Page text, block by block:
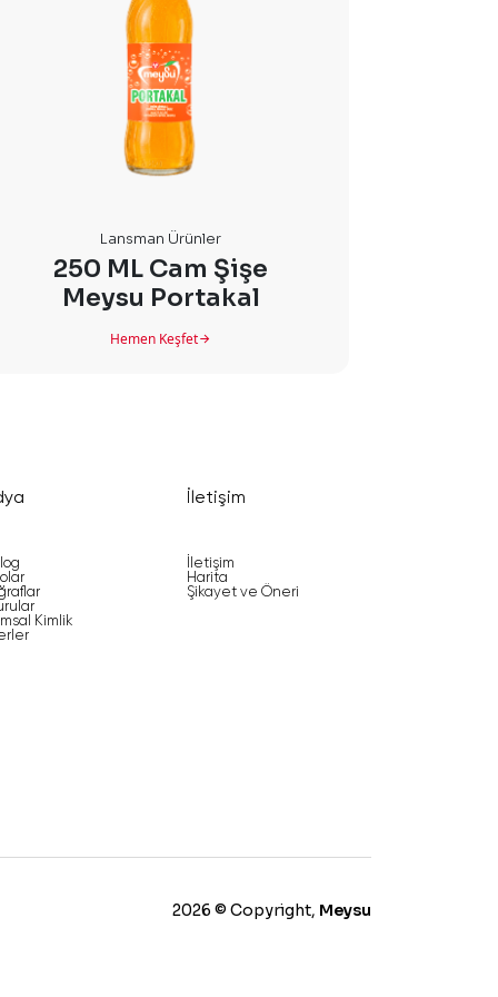
Lansman Ürünler
250 ML Cam Şişe
Meysu Portakal
Hemen Keşfet
Kimlik
İletişim
İletişim
Harita
Şikayet ve Öneri
2026 © Copyright, Meysu